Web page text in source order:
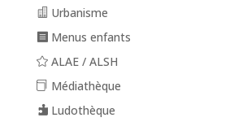
Urbanisme
Menus enfants
ALAE / ALSH
Médiathèque
Ludothèque